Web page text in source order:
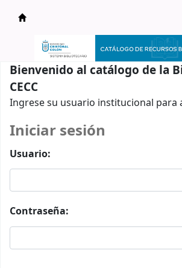
Catálogo en línea
Bienvenido al catálogo de la
CECC
Ingrese su usuario institucional para
Iniciar sesión
Usuario:
Contraseña: